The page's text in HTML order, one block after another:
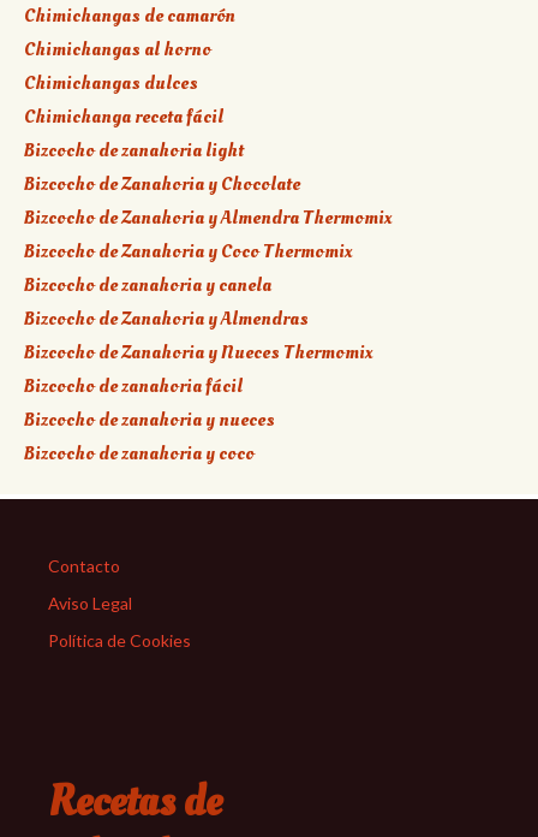
Chimichangas de camarón
Chimichangas al horno
Chimichangas dulces
Chimichanga receta fácil
Bizcocho de zanahoria light
Bizcocho de Zanahoria y Chocolate
Bizcocho de Zanahoria y Almendra Thermomix
Bizcocho de Zanahoria y Coco Thermomix
Bizcocho de zanahoria y canela
Bizcocho de Zanahoria y Almendras
Bizcocho de Zanahoria y Nueces Thermomix
Bizcocho de zanahoria fácil
Bizcocho de zanahoria y nueces
Bizcocho de zanahoria y coco
Contacto
Aviso Legal
Política de Cookies
Recetas de